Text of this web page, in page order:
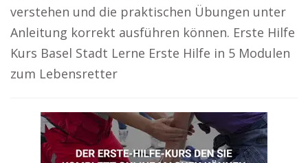
verstehen und die praktischen Übungen unter
Anleitung korrekt ausführen können. Erste Hilfe
Kurs Basel Stadt Lerne Erste Hilfe in 5 Modulen
zum Lebensretter